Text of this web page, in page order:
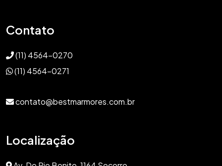
Contato
(11) 4564-0270
(11) 4564-0271
contato@bestmarmores.com.br
Localização